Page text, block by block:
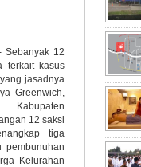
Sebanyak 12
terkait kasus
jasadnya
Greenwich,
12 saksi
tiga
pembunuhan
Kelurahan